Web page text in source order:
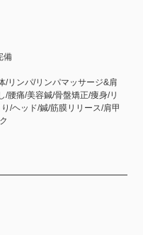
備
/リンパ/リンパマッサージ&肩
/腰痛/美容鍼/骨盤矯正/痩身/リ
/ヘッド/鍼/筋膜リリース/肩甲